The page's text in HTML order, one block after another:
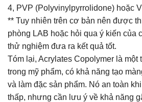
4, PVP (Polyvinylpyrrolidone) hoặc
** Tuy nhiên trên cơ bản nên được
phòng LAB hoặc hỏi qua ý kiến của
thử nghiệm đưa ra kết quả tốt.
Tóm lại, Acrylates Copolymer là một
trong mỹ phẩm, có khả năng tạo
và làm đặc sản phẩm. Nó an toàn
thấp, nhưng cần lưu ý về khả năng